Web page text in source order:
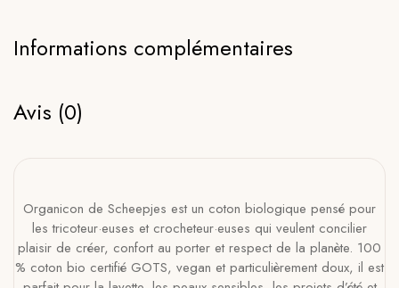
Informations complémentaires
Avis (0)
Organicon de Scheepjes est un coton biologique pensé pour
les tricoteur·euses et crocheteur·euses qui veulent concilier
plaisir de créer, confort au porter et respect de la planète. 100
% coton bio certifié GOTS, vegan et particulièrement doux, il est